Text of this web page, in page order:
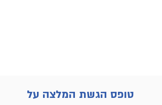
טופס הגשת המלצה על